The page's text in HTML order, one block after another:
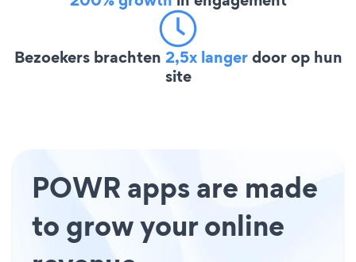
Bezoekers brachten 2,5x langerdoor op hun
site
POWR apps are made
to grow your online